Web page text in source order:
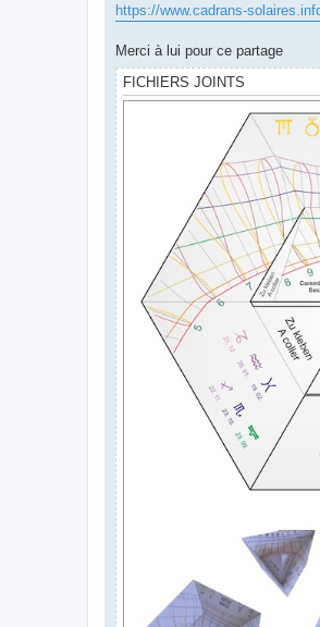
a
https://www.cadrans-
Merci à lui pour ce partage
FICHIERS JOINTS